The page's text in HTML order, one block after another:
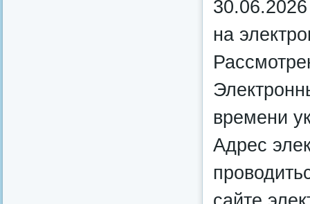
на
времени
Адрес